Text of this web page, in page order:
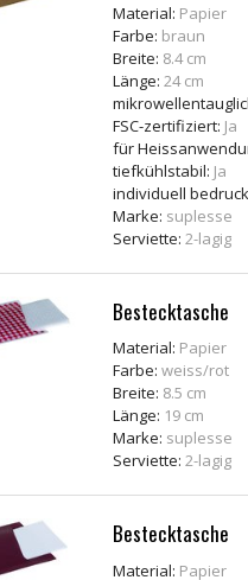
Material: Papier
Farbe: braun
Breite: 8.4 cm
Länge: 24 cm
FSC-zertifiziert: Ja
für
tiefkühlstabil: Ja
individuell
Marke: suplesse
Serviette: 2-lagig
Bestecktasche
Material: Papier
Farbe: weiss/rot
Breite: 8.5 cm
Länge: 19 cm
Marke: suplesse
Serviette: 2-lagig
Bestecktasche
Material: Papier